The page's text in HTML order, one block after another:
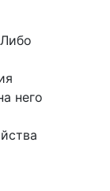
него